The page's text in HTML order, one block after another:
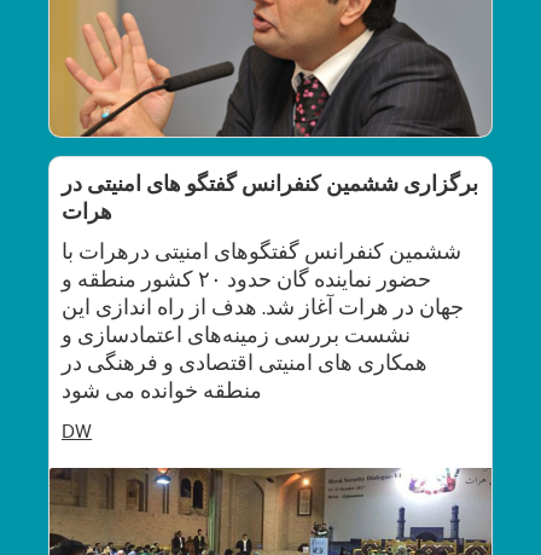
برگزاری ششمین کنفرانس گفتگو های امنیتی در
هرات
ششمین کنفرانس گفتگوهای امنیتی درهرات با
حضور نماینده گان حدود ۲۰ کشور منطقه و
جهان در هرات آغاز شد. هدف از راه اندازی این
نشست بررسی زمینه‌های اعتمادسازی و
DW